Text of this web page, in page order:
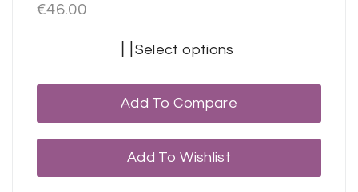
€46.00
Select options
Add To Compare
Add To Wishlist